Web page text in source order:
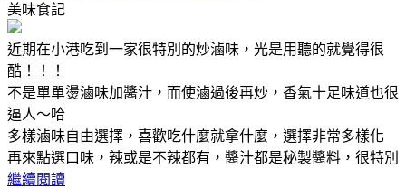
美味食記
近期在小港吃到一家很特別的炒滷味，光是用聽的就覺得很
酷！！！
不是單單燙滷味加醬汁，而使滷過後再炒，香氣十足味道也很
逼人～哈
多樣滷味自由選擇，喜歡吃什麼就拿什麼，選擇非常多樣化
再來點選口味，辣或是不辣都有，醬汁都是秘製醬料，很特別
繼續閱讀